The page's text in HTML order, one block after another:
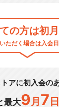
の方は初
ただく場合は入会
アに初入会の
最大9 月 7 日